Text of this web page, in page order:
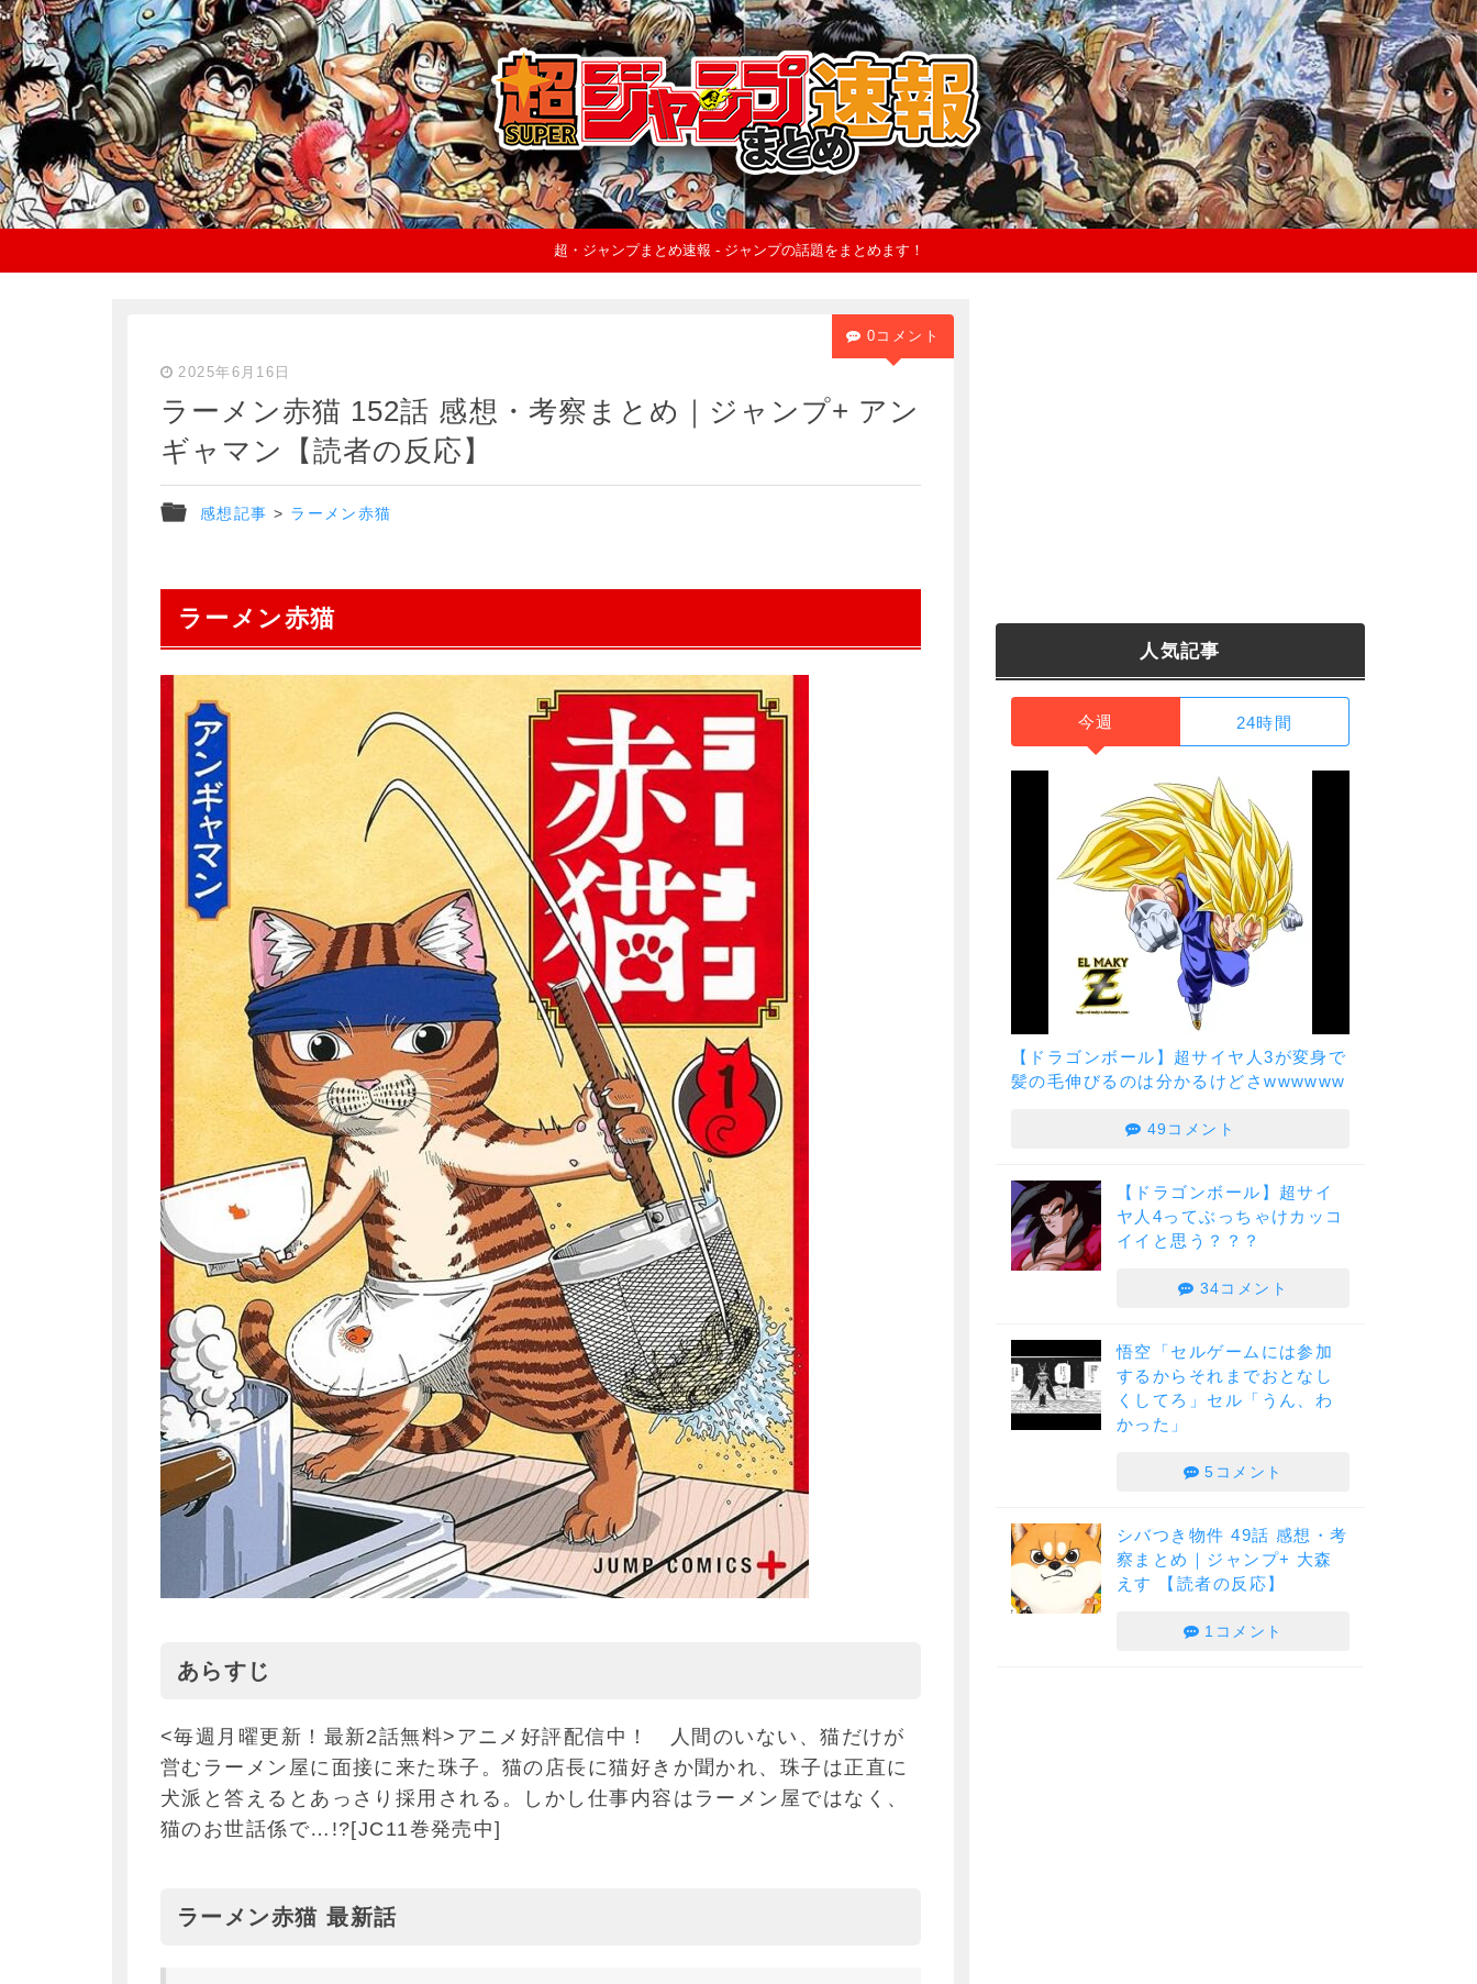
超・ジャンプまとめ速報 - ジャンプの話題をまとめます！
2025年6月16日
ラーメン赤猫 152話 感想・考察まとめ｜ジャンプ+ アン
ギャマン【読者の反応】
感想記事 > ラーメン赤猫
0コメント
ラーメン赤猫
あらすじ
<毎週月曜更新！最新2話無料>アニメ好評配信中！ 人間のいない、猫だけが
営むラーメン屋に面接に来た珠子。猫の店長に猫好きか聞かれ、珠子は正直に
犬派と答えるとあっさり採用される。しかし仕事内容はラーメン屋ではなく、
猫のお世話係で…!?[JC11巻発売中]
ラーメン赤猫 最新話
人気記事
今週 24時間
【ドラゴンボール】超サイヤ人3が変身で
髪の毛伸びるのは分かるけどさwwwwww
49コメント
【ドラゴンボール】超サイ
ヤ人4ってぶっちゃけカッコ
イイと思う？？？
34コメント
悟空「セルゲームには参加
するからそれまでおとなし
くしてろ」セル「うん、わ
かった」
5コメント
シバつき物件 49話 感想・考
察まとめ｜ジャンプ+ 大森
えす 【読者の反応】
1コメント